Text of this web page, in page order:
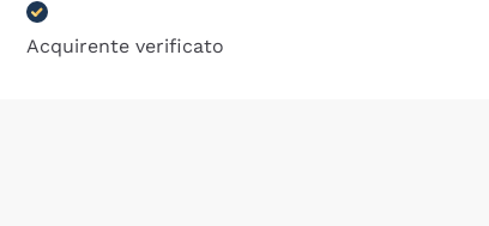
Acquirente verificato